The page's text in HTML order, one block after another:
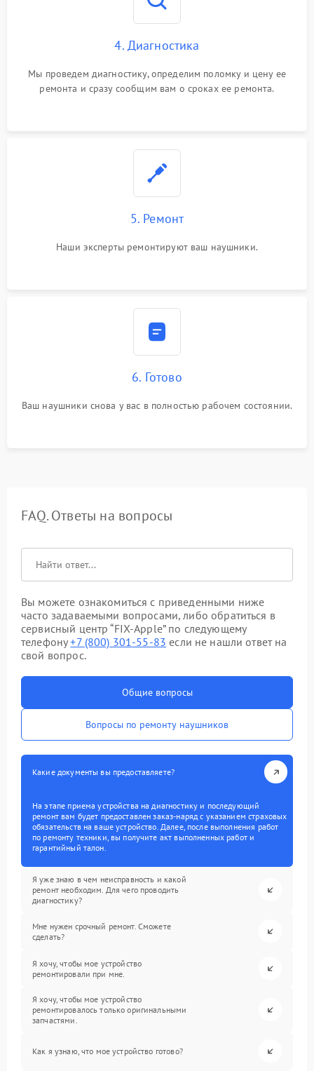
4. Диагностика
Мы проведем диагностику, определим поломку и цену ее
ремонта и сразу сообщим вам о сроках ее ремонта.
5. Ремонт
Наши эксперты ремонтируют ваш наушники.
6. Готово
Ваш наушники снова у вас в полностью рабочем состоянии.
FAQ. Ответы на вопросы
Вы можете ознакомиться с приведенными ниже
часто задаваемыми вопросами, либо обратиться в
сервисный центр “FIX-Apple” по следующему
телефону+7 (800) 301-55-83 если не нашли ответ на
свой вопрос.
Общие вопросы
Вопросы по ремонту наушников
Какие документы вы предоставляете?
На этапе приема устройства на диагностику и последующий
ремонт вам будет предоставлен заказ-наряд с указанием страховых
обязательств на ваше устройство. Далее, после выполнения работ
по ремонту техники, вы получите акт выполненных работ и
гарантийный талон.
Я уже знаю в чем неисправность и какой
ремонт необходим. Для чего проводить
диагностику?
Мне нужен срочный ремонт. Сможете
сделать?
Я хочу, чтобы мое устройство
ремонтировали при мне.
Я хочу, чтобы мое устройство
ремонтировалось только оригинальными
запчастями.
Как я узнаю, что мое устройство готово?